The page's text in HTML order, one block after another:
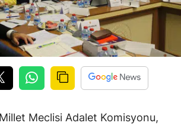
Meclisi Adalet Komisyonu,